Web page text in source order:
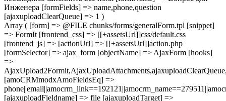
Инженера [formFields] => name,phone,question
[ajaxuploadClearQueue] => 1 )
Array ( [form] => @FILE chunks/forms/generalForm.tpl [snippet]
=> FormIt [frontend_css] => [[+assetsUrl]]css/default.css
[frontend_js] => [actionUrl] => [[+assetsUrl]]action.php
[formSelector] => ajax_form [objectName] => AjaxForm [hooks]
=>
[amoCRMmodxAmoFieldsEq] =>
[ajaxuploadFieldname] => file [ajaxuploadTarget] =>